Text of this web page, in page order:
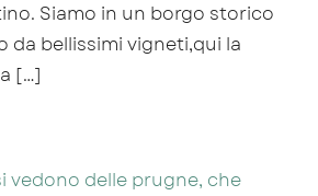
Siamo in un borgo storico
da bellissimi vigneti,qui la
[…]